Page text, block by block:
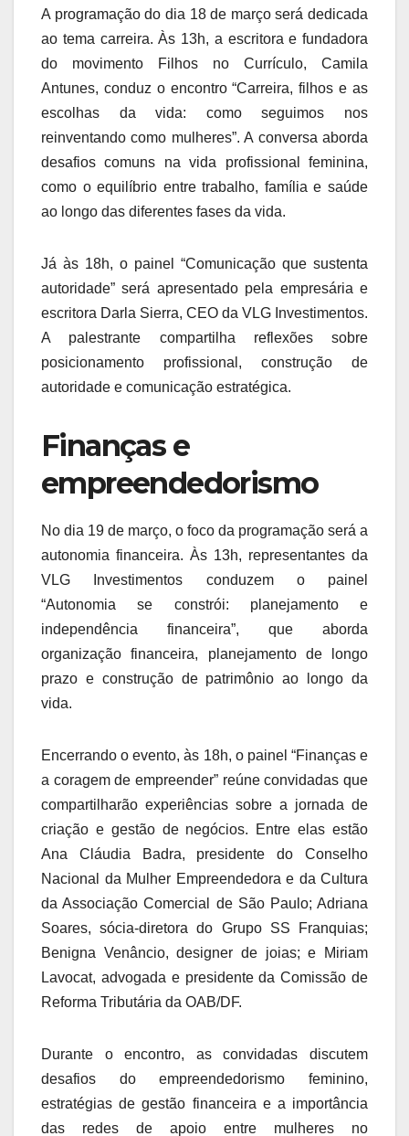
A programação do dia 18 de março será dedicada
ao tema carreira. Às 13h, a escritora e fundadora
do movimento Filhos no Currículo, Camila
Antunes, conduz o encontro “Carreira, filhos e as
escolhas da vida: como seguimos nos
reinventando como mulheres”. A conversa aborda
desafios comuns na vida profissional feminina,
como o equilíbrio entre trabalho, família e saúde
ao longo das diferentes fases da vida.
Já às 18h, o painel “Comunicação que sustenta
autoridade” será apresentado pela empresária e
escritora Darla Sierra, CEO da VLG Investimentos.
A palestrante compartilha reflexões sobre
posicionamento profissional, construção de
autoridade e comunicação estratégica.
Finanças e
empreendedorismo
No dia 19 de março, o foco da programação será a
autonomia financeira. Às 13h, representantes da
VLG Investimentos conduzem o painel
“Autonomia se constrói: planejamento e
independência financeira”, que aborda
organização financeira, planejamento de longo
prazo e construção de patrimônio ao longo da
vida.
Encerrando o evento, às 18h, o painel “Finanças e
a coragem de empreender” reúne convidadas que
compartilharão experiências sobre a jornada de
criação e gestão de negócios. Entre elas estão
Ana Cláudia Badra, presidente do Conselho
Nacional da Mulher Empreendedora e da Cultura
da Associação Comercial de São Paulo; Adriana
Soares, sócia-diretora do Grupo SS Franquias;
Benigna Venâncio, designer de joias; e Miriam
Lavocat, advogada e presidente da Comissão de
Reforma Tributária da OAB/DF.
Durante o encontro, as convidadas discutem
desafios do empreendedorismo feminino,
estratégias de gestão financeira e a importância
das redes de apoio entre mulheres no